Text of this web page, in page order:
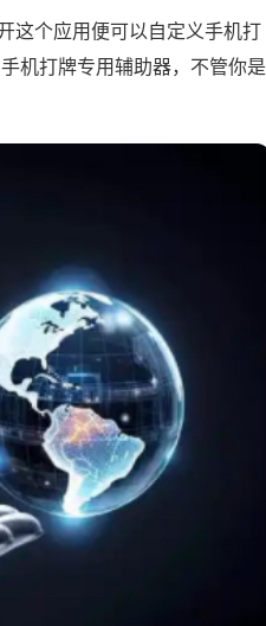
这个应用便可以自定义手机打
机打牌专用辅助器，不管你是